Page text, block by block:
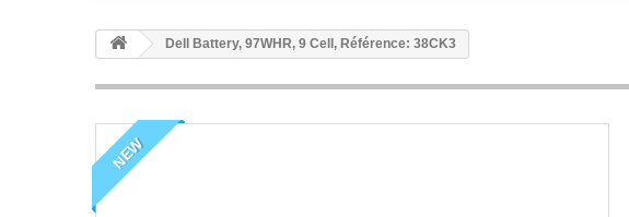
Dell Battery, 97WHR, 9 Cell, Référence: 38CK3
NEW